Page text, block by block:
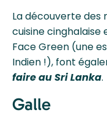
La découverte des
cuisine cinghalaise
Face Green (une
Indien !), font
faire au Sri Lanka.
Galle